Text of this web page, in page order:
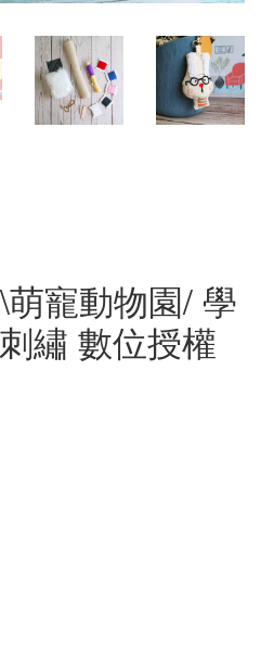
萌寵動物園/ 學
繡 數位授權